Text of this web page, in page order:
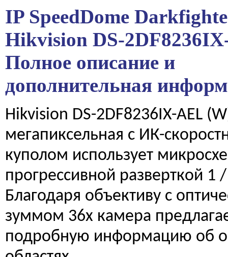
IP SpeedDome
Hikvision DS-
Полное описание и
дополнительная
Hikvision DS-2DF8236IX-AEL
мегапиксельная с ИК-
куполом использует
прогрессивной разверткой 1
Благодаря объективу с
зуммом 36х камера
подробную информацию об